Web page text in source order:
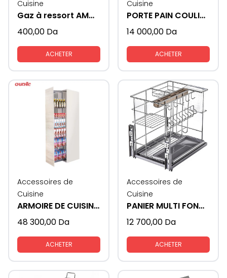
Cuisine
Gaz à ressort AMORTISSEUR
400,00 Da
ACHETER
Cuisine
PORTE PAIN COULISSANTE
14 000,00 Da
ACHETER
Accessoires de
Cuisine
ARMOIRE DE CUISINE COULISSANTE CABINET 60 CM
48 300,00 Da
ACHETER
Accessoires de
Cuisine
PANIER MULTI FONCTION
12 700,00 Da
ACHETER